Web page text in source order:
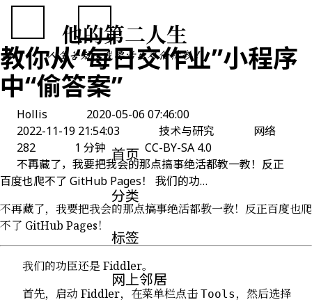
他的第二人生
人生苦短，我要活出双倍精彩！
首页
分类
标签
网上邻居
教你从“每日交作业”小程序
中“偷答案”
Hollis
2020-05-06 07:46:00
2022-11-19 21:54:03
技术与研究
网络
282
1 分钟
CC-BY-SA 4.0
不再藏了，我要把我会的那点搞事绝活都教一教！反正
百度也爬不了 GitHub Pages！ 我们的功…
不再藏了，我要把我会的那点搞事绝活都教一教！反正百度也爬
不了 GitHub Pages！
我们的功臣还是 Fiddler。
首先，启动 Fiddler，在菜单栏点击 Tools ，然后选择